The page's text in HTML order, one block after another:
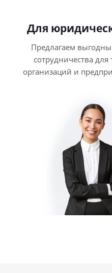
Для
Предлагаем
сотрудничества для
организаций и